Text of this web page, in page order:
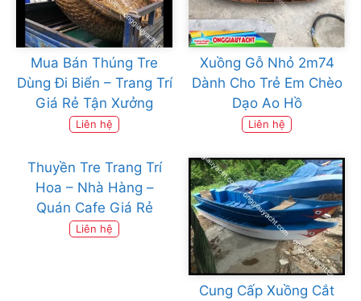
Mua Bán Thúng Tre
Dùng Đi Biển – Trang Trí
Giá Rẻ Tận Xưởng
Liên hệ
Xuồng Gỗ Nhỏ 2m74
Dành Cho Trẻ Em Chèo
Dạo Ao Hồ
Liên hệ
Thuyền Tre Trang Trí
Hoa – Nhà Hàng –
Quán Cafe Giá Rẻ
Liên hệ
Cung Cấp Xuồng Cắt